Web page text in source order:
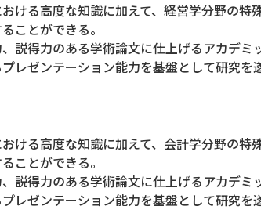
ける高度な知識に加えて、経営学分野の特
ことができる。
説得力のある学術論文に仕上げるアカデミ
レゼンテーション能力を基盤として研究を
ける高度な知識に加えて、会計学分野の特
ことができる。
説得力のある学術論文に仕上げるアカデミ
レゼンテーション能力を基盤として研究を